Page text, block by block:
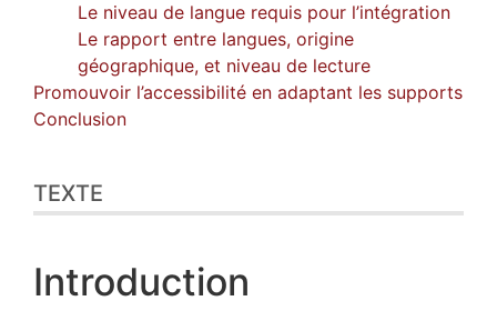
Le niveau de langue requis pour l’intégration
Le rapport entre langues, origine
géographique, et niveau de lecture
Promouvoir l’accessibilité en adaptant les supports
Conclusion
TEXTE
Introduction